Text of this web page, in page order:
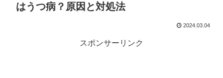
はうつ病？原因と対処法
2024.03.04
スポンサーリンク